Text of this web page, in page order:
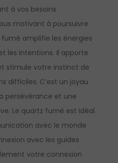
à vos besoins
motivant à poursuivre
amplifie les énergies
les intentions. Il apporte
stimule votre instinct de
difficiles. C’est un joyau
persévérance et une
Le quartz fumé est idéal
avec le monde
avec les guides
votre connexion